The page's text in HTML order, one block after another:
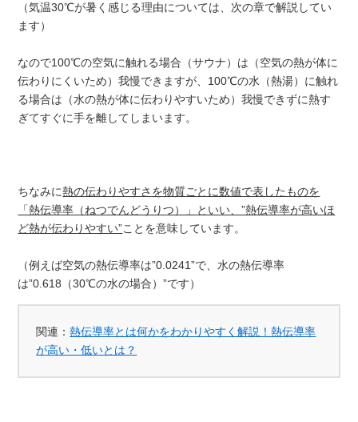
（気温30℃が暑く感じる理由については、次の章で解説してい
ます）
なので100℃の空気に触れる場合（サウナ）は（空気の熱が体に
伝わりにくいため）我慢できますが、100℃の水（熱湯）に触れ
る場合は（水の熱が体に伝わりやすいため）我慢できずに熱す
ぎてすぐに手を離してしまいます。
ちなみに熱の伝わりやすさを物質ごとに数値で表したものを
「熱伝導率（ねつでんどうりつ）」といい、”熱伝導率が高いほ
ど熱が伝わりやすい”ことを意味しています。
（例えば空気の熱伝導率は”0.0241”で、水の熱伝導率
は”0.618（30℃の水の場合）”です）
関連：熱伝導率とは何かをわかりやすく解説！熱伝導率
が高い・低いとは？